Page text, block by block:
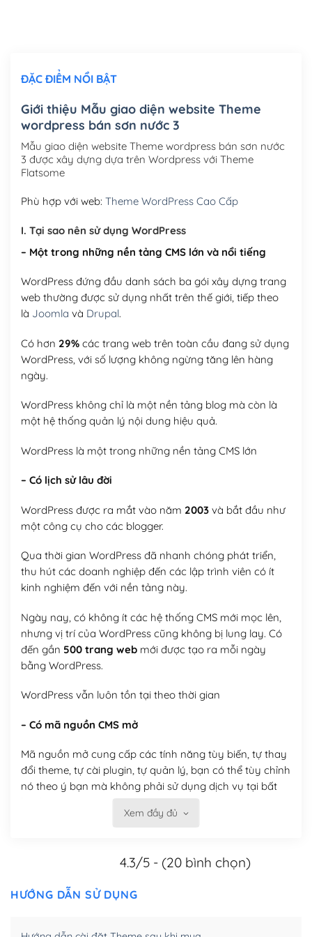
Mua thêm Host + Tên miền
Tên miền quốc tế .com .net .org (1 năm)
Tên miền Việt Nam .vn (1 năm)
Hosting 2GB SSD (1 năm)(+450,000₫)
Hosting 5GB SSD (1 năm)
Hosting 8GB SSD (1 năm) (+950,000₫)
ĐẶC ĐIỂM NỔI BẬT
Giới thiệu Mẫu giao diện website Theme
wordpress bán sơn nước 3
Mẫu giao diện website Theme wordpress bán sơn nước
3 được xây dựng dựa trên Wordpress với Theme
Flatsome
Phù hợp với web: Theme WordPress Cao Cấp
I. Tại sao nên sử dụng WordPress
– Một trong những nền tảng CMS lớn và nổi tiếng
WordPress đứng đầu danh sách ba gói xây dựng trang
web thường được sử dụng nhất trên thế giới, tiếp theo
là Joomla và Drupal.
Có hơn 29%các trang web trên toàn cầu đang sử dụng
WordPress, với số lượng không ngừng tăng lên hàng
ngày.
WordPress không chỉ là một nền tảng blog mà còn là
một hệ thống quản lý nội dung hiệu quả.
WordPress là một trong những nền tảng CMS lớn
– Có lịch sử lâu đời
WordPress được ra mắt vào năm 2003và bắt đầu như
một công cụ cho các blogger.
Qua thời gian WordPress đã nhanh chóng phát triển,
thu hút các doanh nghiệp đến các lập trình viên có ít
kinh nghiệm đến với nền tảng này.
Ngày nay, có không ít các hệ thống CMS mới mọc lên,
nhưng vị trí của WordPress cũng không bị lung lay. Có
đến gần 500 trang webmới được tạo ra mỗi ngày
bằng WordPress.
WordPress vẫn luôn tồn tại theo thời gian
– Có mã nguồn CMS mở
Mã nguồn mở cung cấp các tính năng tùy biến, tự thay
đổi theme, tự cài plugin, tự quản lý, bạn có thể tùy chỉnh
nó theo ý bạn mà không phải sử dụng dịch vụ tại bất
Xem đầy đủ
4.3/5 - (20 bình chọn)
HƯỚNG DẪN SỬ DỤNG